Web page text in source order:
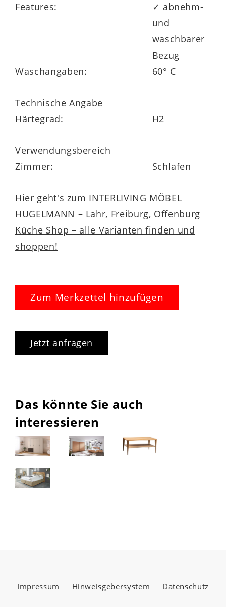
Features:
✓ abnehm-
und
waschbarer
Bezug
Waschangaben:
60° C
Technische Angabe
Härtegrad:
H2
Verwendungsbereich
Zimmer:
Schlafen
Hier geht's zum INTERLIVING MÖBEL
HUGELMANN – Lahr, Freiburg, Offenburg
Küche Shop – alle Varianten finden und
shoppen!
Zum Merkzettel hinzufügen
Jetzt anfragen
Das könnte Sie auch
interessieren
Impressum Hinweisgebersystem Datenschutz